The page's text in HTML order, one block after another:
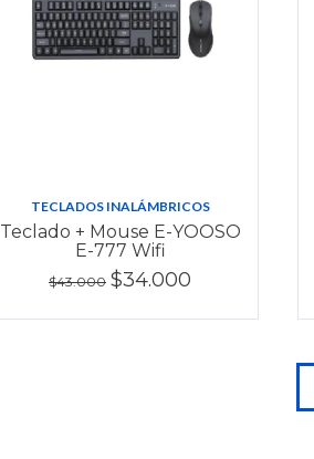
TECLADOS INALÁMBRICOS
Teclado + Mouse E-YOOSO
E-777 Wifi
$43.000 $34.000